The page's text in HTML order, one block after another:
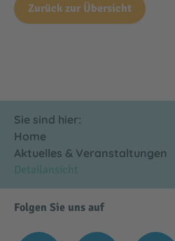
Zurück zur Übersicht
Sie sind hier:
Home
Aktuelles & Veranstaltungen
Detailansicht
Folgen Sie uns auf